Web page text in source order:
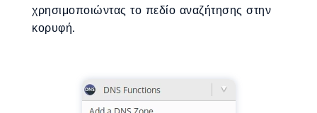
χρησιμοποιώντας το πεδίο αναζήτησης στην
κορυφή.